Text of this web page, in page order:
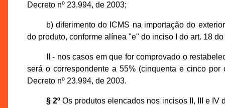
Decreto nº 23.994, de 2003;
b) diferimento do ICMS na importação do
do produto, conforme alínea "e" do inciso I do art. 18
II - nos casos em que for comprovado o
será o correspondente a 55% (cinquenta e cinco
Decreto nº 23.994, de 2003.
§ 2ºOs produtos elencados nos incisos II, III e IV